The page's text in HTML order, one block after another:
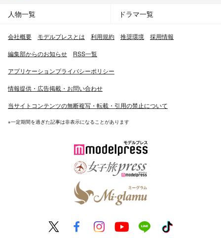
人物一覧 ドラマ一覧
会社概要 モデルプレスとは 利用規約 推奨環境 採用情報
編集部からのお知らせ RSS一覧
アプリケーションプライバシーポリシー
情報提供・広告掲載・お問い合わせ
当サイトコンテンツの無断複写・転載・引用の禁止について
※一定期間を過ぎた記事は非表示になることがあります